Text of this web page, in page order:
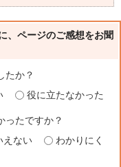
、ページのご感想をお聞
たか？
役に立たなかった
ったですか？
えない
わかりにく